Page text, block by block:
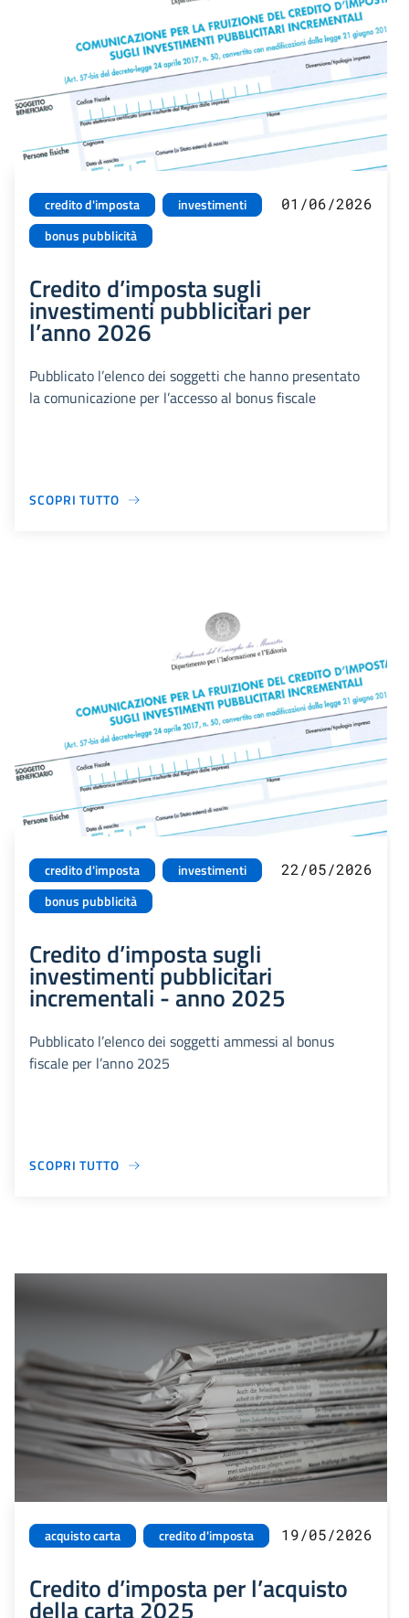
credito d'imposta
investimenti
bonus pubblicità
01/06/2026
Credito d’imposta sugli
investimenti pubblicitari per
l’anno 2026
Pubblicato l’elenco dei soggetti che hanno presentato
la comunicazione per l’accesso al bonus fiscale
SCOPRI TUTTO
credito d'imposta
investimenti
bonus pubblicità
22/05/2026
Credito d’imposta sugli
investimenti pubblicitari
incrementali - anno 2025
Pubblicato l’elenco dei soggetti ammessi al bonus
fiscale per l’anno 2025
SCOPRI TUTTO
acquisto carta credito d'imposta 19/05/2026
Credito d’imposta per l’acquisto
della carta 2025